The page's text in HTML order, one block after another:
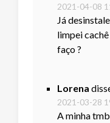
2021-04-08
Já
limpei
faço ?
Lorena
2021-03-28
A minha